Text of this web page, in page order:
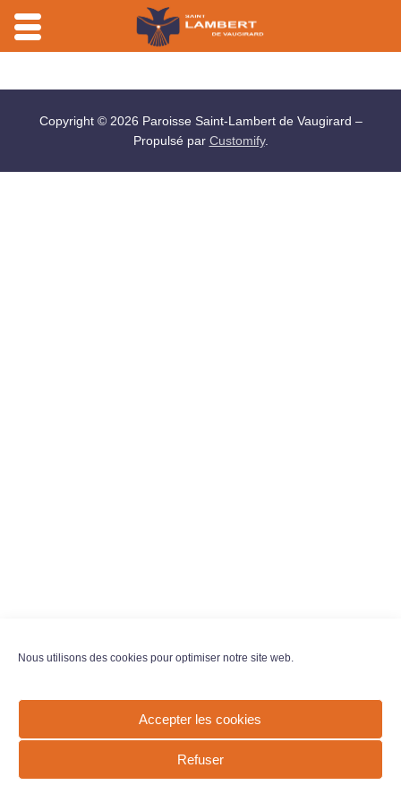
Nous utilisons des cookies pour optimiser notre site web.
Accepter les cookies
Refuser
Copyright © 2026 Paroisse Saint-Lambert de Vaugirard –
Propulsé par Customify.